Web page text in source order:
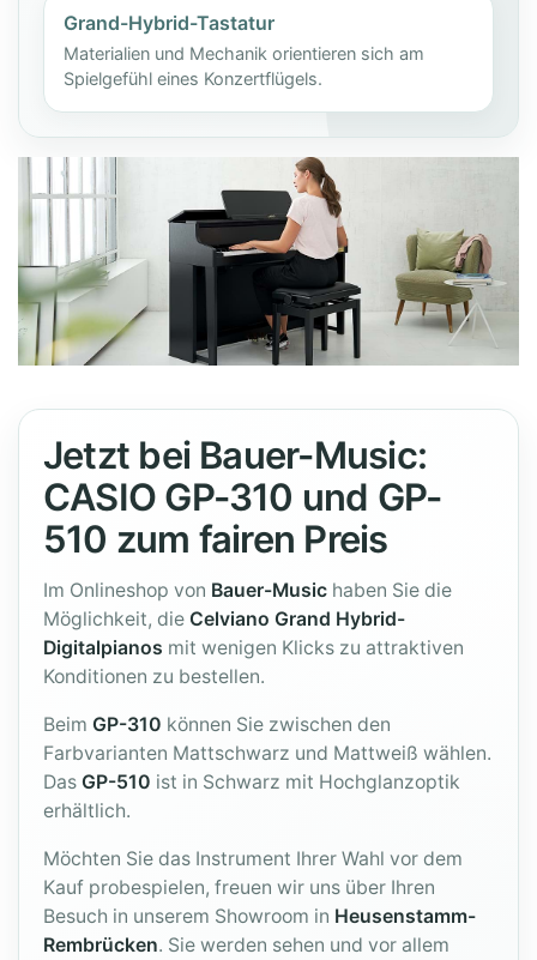
Grand-Hybrid-Tastatur
Materialien und Mechanik orientieren sich am
Spielgefühl eines Konzertflügels.
Jetzt bei Bauer-Music:
CASIO GP-310 und GP-
510 zum fairen Preis
Im Onlineshop von Bauer-Music haben Sie die
Möglichkeit, dieCelviano Grand Hybrid-
Digitalpianos mit wenigen Klicks zu attraktiven
Konditionen zu bestellen.
BeimGP-310 können Sie zwischen den
Farbvarianten Mattschwarz und Mattweiß wählen.
DasGP-510 ist in Schwarz mit Hochglanzoptik
erhältlich.
Möchten Sie das Instrument Ihrer Wahl vor dem
Kauf probespielen, freuen wir uns über Ihren
Besuch in unserem Showroom in Heusenstamm-
Rembrücken. Sie werden sehen und vor allem